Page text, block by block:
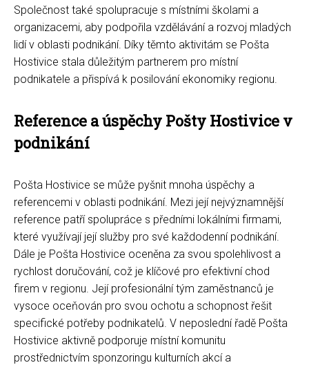
Společnost také spolupracuje s místními školami a
organizacemi, aby podpořila vzdělávání a rozvoj mladých
lidí v oblasti podnikání. Díky těmto aktivitám se Pošta
Hostivice stala důležitým partnerem pro místní
podnikatele a přispívá k posilování ekonomiky regionu.
Reference a úspěchy Pošty Hostivice v
podnikání
Pošta Hostivice se může pyšnit mnoha úspěchy a
referencemi v oblasti podnikání. Mezi její nejvýznamnější
reference patří spolupráce s předními lokálními firmami,
které využívají její služby pro své každodenní podnikání.
Dále je Pošta Hostivice oceněna za svou spolehlivost a
rychlost doručování, což je klíčové pro efektivní chod
firem v regionu. Její profesionální tým zaměstnanců je
vysoce oceňován pro svou ochotu a schopnost řešit
specifické potřeby podnikatelů. V neposlední řadě Pošta
Hostivice aktivně podporuje místní komunitu
prostřednictvím sponzoringu kulturních akcí a